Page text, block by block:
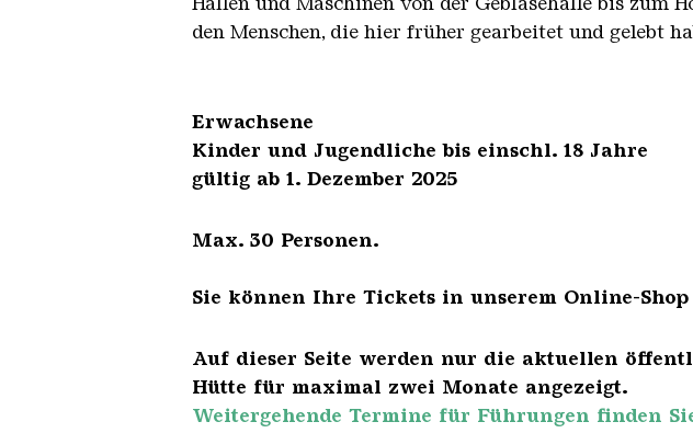
den Menschen, die hier früher gearbeitet und gelebt
Erwachsene
Kinder und Jugendliche bis einschl.
gültig ab 1. Dezember 2025
Max. 30 Personen.
Sie können Ihre Tickets in unserem Online-Shop
Auf dieser Seite werden nur die aktuellen
Hütte für maximal zwei Monate angezeigt.
Weitergehende Termine für Führungen finden